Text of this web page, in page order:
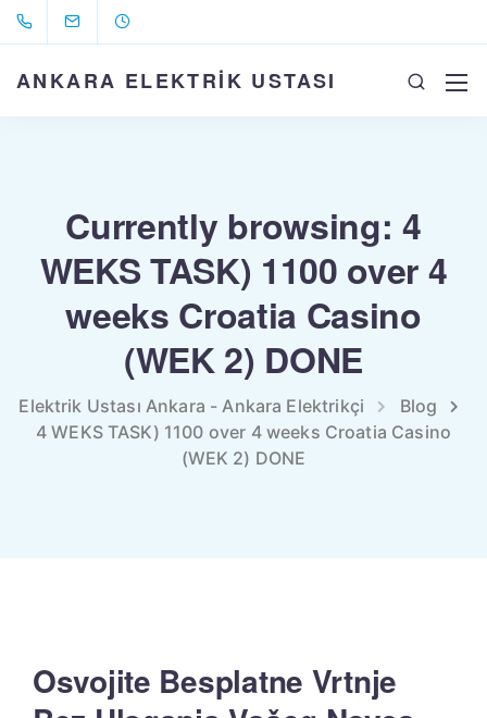
ANKARA ELEKTRİK USTASI
Currently browsing: 4
WEKS TASK) 1100 over 4
weeks Croatia Casino
(WEK 2) DONE
Elektrik Ustası Ankara - Ankara Elektrikçi
Blog
4 WEKS TASK) 1100 over 4 weeks Croatia Casino
(WEK 2) DONE
Osvojite Besplatne Vrtnje